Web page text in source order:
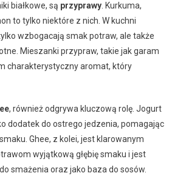
białkowe, są przyprawy. Kurkuma,
to tylko niektóre z nich. W kuchni
wzbogacają smak potraw, ale także
Mieszanki przypraw, takie jak garam
charakterystyczny aromat, który
, również odgrywa kluczową rolę. Jogurt
dodatek do ostrego jedzenia, pomagając
Ghee, z kolei, jest klarowanym
wyjątkową głębię smaku i jest
smażenia oraz jako baza do sosów.